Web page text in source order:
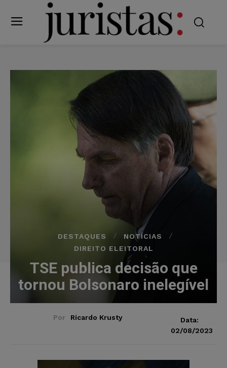
DESTAQUES
NOTÍCIAS
DIREITO ELEITORAL
TSE publica decisão que
tornou Bolsonaro inelegível
Por Ricardo Krusty
Data:
02/08/2023